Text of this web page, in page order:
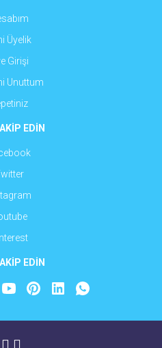
Üyelik
Girişi
Unuttum
EDİN
EDİN